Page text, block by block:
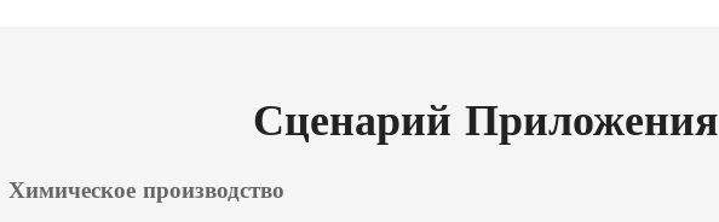
Сценарий Приложения
Химическое производство